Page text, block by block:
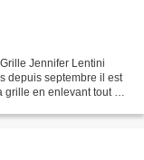
Jennifer Lentini
depuis septembre il est
grille en enlevant tout ce